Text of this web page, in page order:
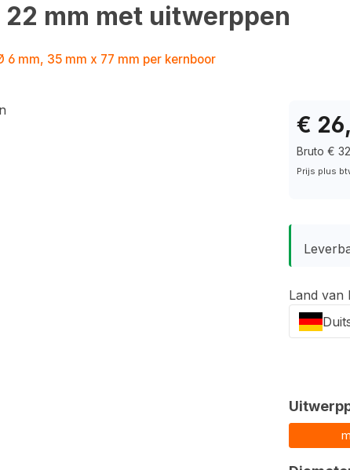
mm met uitwerppen
6 mm, 35 mm x 77 mm per kernboor
€
Bruto €
Prijs plus
Land van